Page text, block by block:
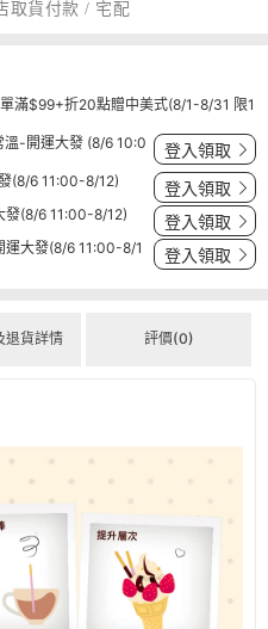
取貨付款 / 宅配
單滿$99+折20點贈中美式(8/1-8/31 限1
-開運大發 (8/6 10:0
登入領取
(8/6 11:00-8/12) 登入領取
(8/6 11:00-8/12) 登入領取
大發(8/6 11:00-8/1
登入領取
退貨詳情 評價(0)